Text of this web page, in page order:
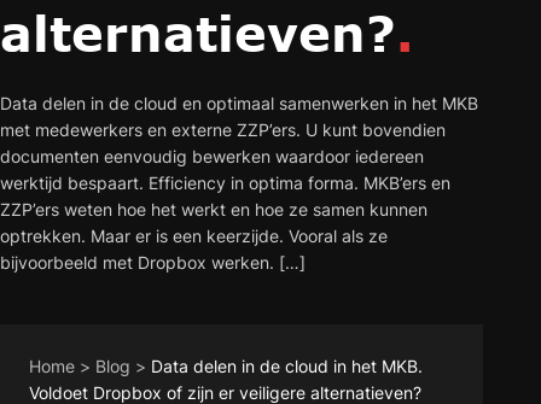
alternatieven?.
Data delen in de cloud en optimaal samenwerken in het MKB
met medewerkers en externe ZZP’ers. U kunt bovendien
documenten eenvoudig bewerken waardoor iedereen
werktijd bespaart. Efficiency in optima forma. MKB’ers en
ZZP’ers weten hoe het werkt en hoe ze samen kunnen
optrekken. Maar er is een keerzijde. Vooral als ze
bijvoorbeeld met Dropbox werken. […]
Home > Blog > Data delen in de cloud in het MKB.
Voldoet Dropbox of zijn er veiligere alternatieven?